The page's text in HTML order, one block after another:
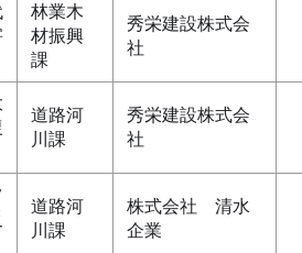
林業木
材振興
課
秀栄建設株式会
社
道路河
川課
秀栄建設株式会
社
道路河
川課
株式会社 清水
企業